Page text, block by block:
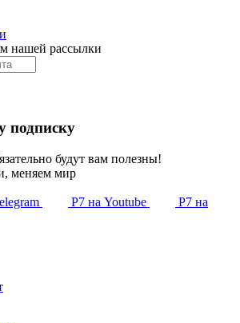
нашей рассылки
подписку
будут вам полезны!
меняем мир
Р7 на Youtube Р7 на